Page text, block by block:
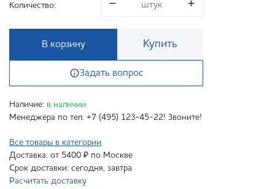
Количество:
В корзину Купить
Задать вопрос
Наличие: в наличии
Менеджера по тел. +7 (495) 123-45-22! Звоните!
Все товары в категории
Доставка: от 5400 ₽ по Москве
Срок доставки: сегодня, завтра
Расчитать доставку